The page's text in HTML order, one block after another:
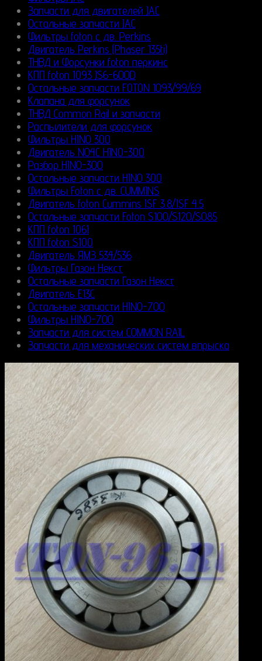
Запчасти для двигателей JAC
Остальные запчасти JAC
Фильтры foton с дв. Perkins
Двигатель Perkins (Phaser 135ti)
ТНВД и Форсунки foton перкинс
КПП foton 1093 JS6-600D
Остальные запчасти FOTON 1093/99/69
Клапана для форсунок
ТНВД Common Rail и запчасти
Распылители для форсунок
Фильтры HINO 300
Двигатель N04C HINO-300
Разбор HINO-300
Остальные запчасти HINO 300
Фильтры Foton с дв. CUMMINS
Двигатель foton Cummins ISF 3.8/ISF 4.5
Остальные запчасти Foton S100/S120/S085
КПП foton 1061
КПП foton S100
Двигатель ЯМЗ 534/536
Фильтры Газон Некст
Остальные запчасти Газон Некст
Двигатель E13C
Остальные запчасти HINO-700
Фильтры HINO-700
Запчасти для систем COMMON RAIL
Запчасти для механических систем впрыска